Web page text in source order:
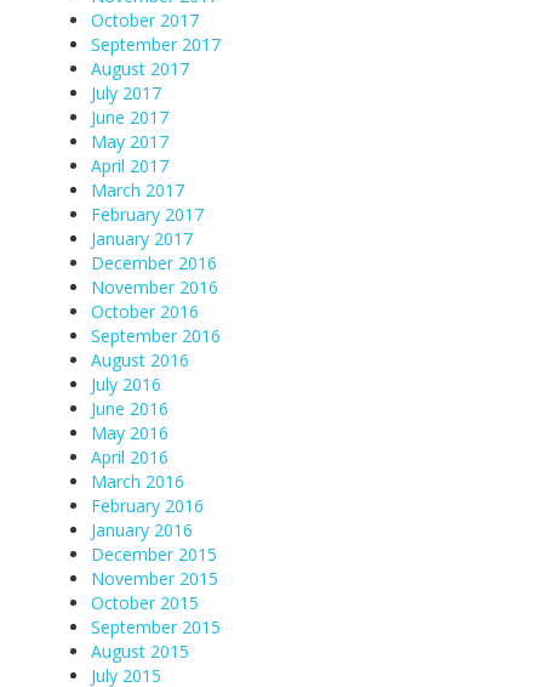
October 2017
September 2017
August 2017
July 2017
June 2017
May 2017
April 2017
March 2017
February 2017
January 2017
December 2016
November 2016
October 2016
September 2016
August 2016
July 2016
June 2016
May 2016
April 2016
March 2016
February 2016
January 2016
December 2015
November 2015
October 2015
September 2015
August 2015
July 2015